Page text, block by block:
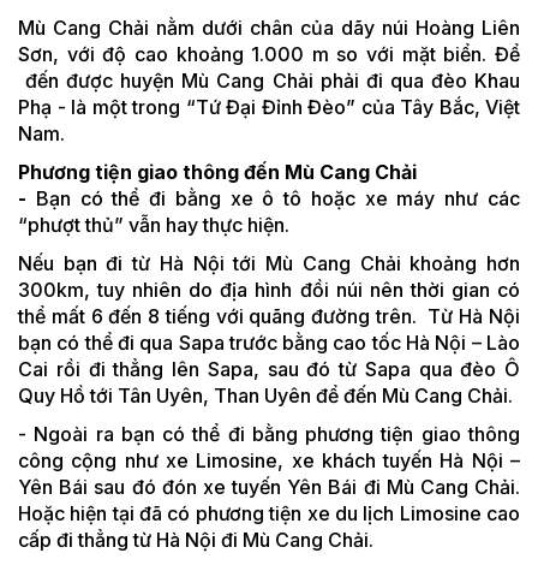
Mù Cang Chải nằm dưới chân của dãy núi Hoàng Liên
Sơn, với độ cao khoảng 1.000 m so với mặt biển. Để
đến được huyện Mù Cang Chải phải đi qua đèo Khau
Phạ - là một trong “Tứ Đại Đỉnh Đèo” của Tây Bắc, Việt
Nam.
Phương tiện giao thông đến Mù Cang Chải
- Bạn có thể đi bằng xe ô tô hoặc xe máy như các
“phượt thủ” vẫn hay thực hiện.
Nếu bạn đi từ Hà Nội tới Mù Cang Chải khoảng hơn
300km, tuy nhiên do địa hình đồi núi nên thời gian có
thể mất 6 đến 8 tiếng với quãng đường trên. Từ Hà Nội
bạn có thể đi qua Sapa trước bằng cao tốc Hà Nội – Lào
Cai rồi đi thẳng lên Sapa, sau đó từ Sapa qua đèo Ô
Quy Hồ tới Tân Uyên, Than Uyên để đến Mù Cang Chải.
- Ngoài ra bạn có thể đi bằng phương tiện giao thông
công cộng như xe Limosine, xe khách tuyến Hà Nội –
Yên Bái sau đó đón xe tuyến Yên Bái đi Mù Cang Chải.
Hoặc hiện tại đã có phương tiện xe du lịch Limosine cao
cấp đi thẳng từ Hà Nội đi Mù Cang Chải.